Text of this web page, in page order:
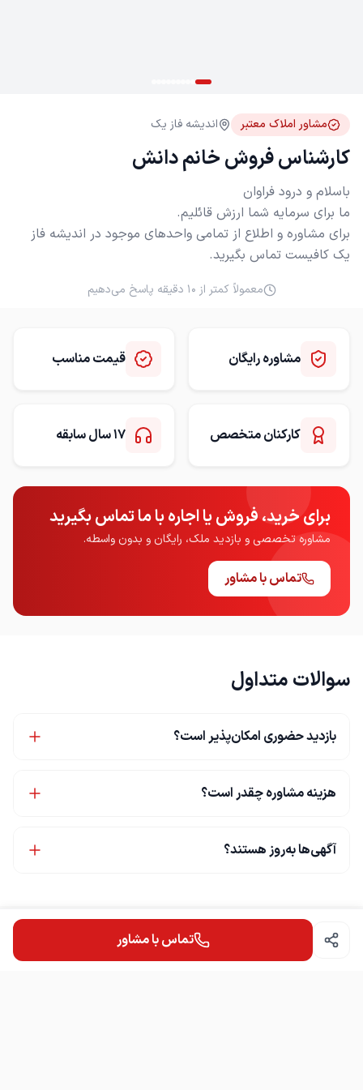
مشاور املاک معتبر اندیشه فاز یک
کارشناس فروش خانم دانش
برای مشاوره و اطلاع از تمامی واحدهای موجود در اندیشه فاز
یک کافیست تماس بگیرید.
معمولاً کمتر از ۱۰ دقیقه پاسخ می‌دهیم
مشاوره رایگان قیمت مناسب
کارکنان متخصص 17 سال سابقه
برای خرید، فروش یا اجاره با ما تماس بگیرید
مشاوره تخصصی و بازدید ملک، رایگان و بدون واسطه.
تماس با مشاور
سوالات متداول
بازدید حضوری امکان‌پذیر است؟
هزینه مشاوره چقدر است؟
آگهی‌ها به‌روز هستند؟
تماس با مشاور